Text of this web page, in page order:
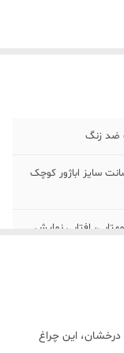
ضد زنگ
اباژور بزرگ : ۲۲ سانت سایز اباژور کوچک
افتابی نمایش
این چراغ